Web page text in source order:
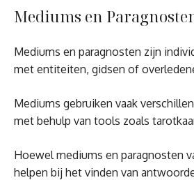
Mediums en
Mediums en paragnosten zijn
met entiteiten, gidsen of
Mediums gebruiken vaak
met behulp van tools zoals
Hoewel mediums en paragnosten
helpen bij het vinden van